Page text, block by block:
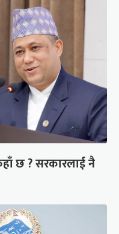
छ ? सरकारलाई नै